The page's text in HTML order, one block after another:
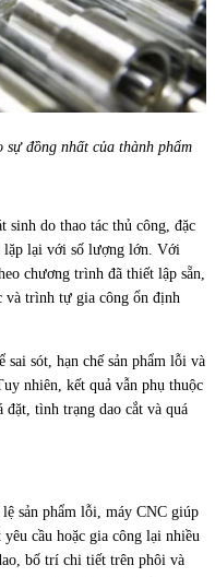
đồng nhất của thành phẩm
sinh do thao tác thủ công, đặc
lặp lại với số lượng lớn. Với
chương trình đã thiết lập sẵn,
và trình tự gia công ổn định
sót, hạn chế sản phẩm lỗi và
nhiên, kết quả vẫn phụ thuộc
đặt, tình trạng dao cắt và quá
sản phẩm lỗi, máy CNC giúp
cầu hoặc gia công lại nhiều
bố trí chi tiết trên phôi và